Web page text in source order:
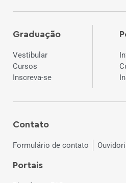
Graduação
Vestibular
Cursos
Inscreva-se
Contato
Formulário de contato
Portais